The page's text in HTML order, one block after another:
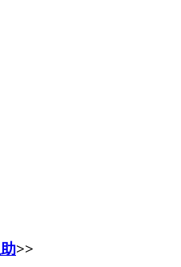
>>